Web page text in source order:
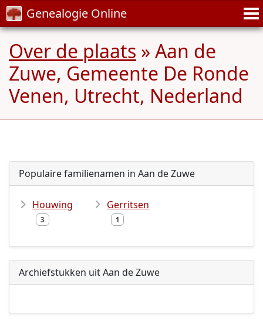
Genealogie Online
Over de plaats » Aan de
Zuwe, Gemeente De Ronde
Venen, Utrecht, Nederland
Populaire familienamen in Aan de Zuwe
Houwing
3
Gerritsen
1
Archiefstukken uit Aan de Zuwe